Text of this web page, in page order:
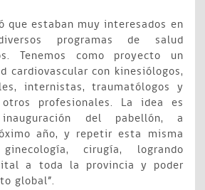
que estaban muy interesados en
programas de salud
Tenemos como proyecto un
cardiovascular con kinesiólogos,
internistas, traumatólogos y
profesionales. La idea es
del pabellón, a
año, y repetir esta misma
cirugía, logrando
a toda la provincia y poder
global”.